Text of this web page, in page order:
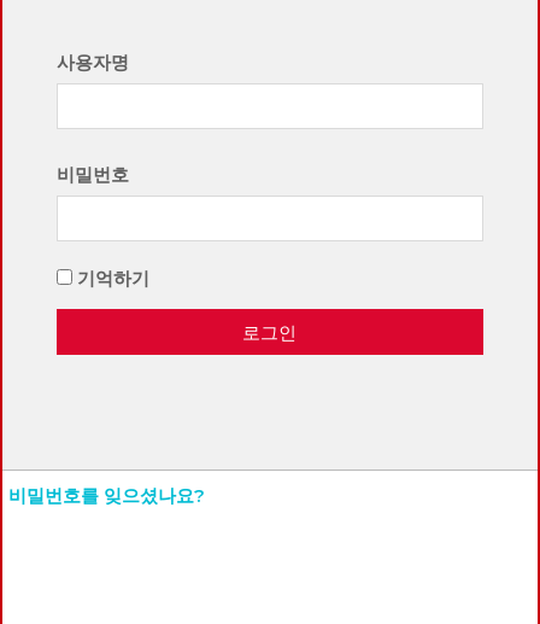
사용자명
비밀번호
기억하기
로그인
비밀번호를 잊으셨나요?